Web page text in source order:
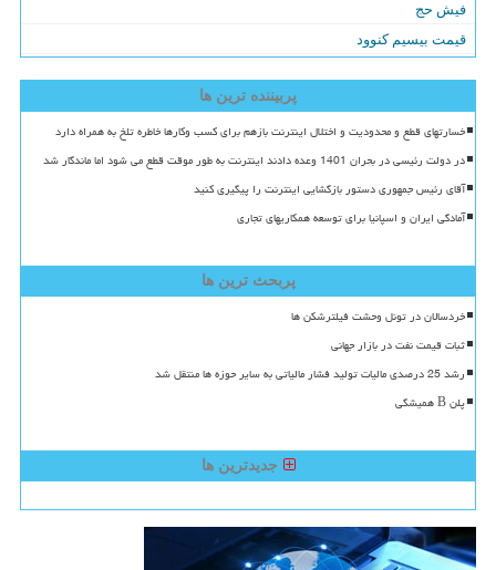
فیش حج
قیمت بیسیم کنوود
پربیننده ترین ها
خسارتهای قطع و محدودیت و اختلال اینترنت بازهم برای کسب وکارها خاطره تلخ به همراه دارد
در دولت رئیسی در بحران 1401 وعده دادند اینترنت به طور موقت قطع می شود اما ماندگار شد
آقای رئیس جمهوری دستور بازگشایی اینترنت را پیگیری کنید
آمادگی ایران و اسپانیا برای توسعه همکاریهای تجاری
پربحث ترین ها
خردسالان در تونل وحشت فیلترشکن ها
ثبات قیمت نفت در بازار جهانی
رشد 25 درصدی مالیات تولید فشار مالیاتی به سایر حوزه ها منتقل شد
پلن B همیشگی
جدیدترین ها